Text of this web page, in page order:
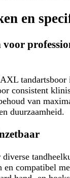
en
tandartsboor
consistent
van
duurzaamheid.
en compatibel